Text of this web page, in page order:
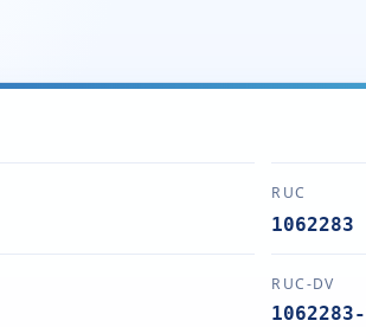
RUC
1062283
RUC-DV